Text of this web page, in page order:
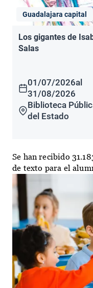
Guadalajara capital
Los gigantes de
Salas
01/07/2026al
31/08/2026
Biblioteca
del Estado
Se han recibido
de texto para el